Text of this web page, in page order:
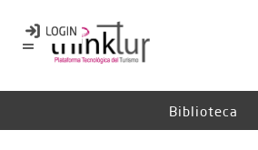
Biblioteca